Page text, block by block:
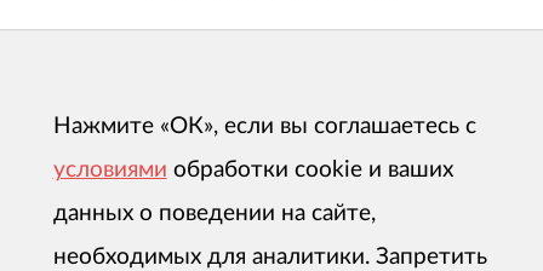
Нажмите «ОК», если вы соглашаетесь с
условиями обработки cookie и ваших
данных о поведении на сайте,
необходимых для аналитики. Запретить